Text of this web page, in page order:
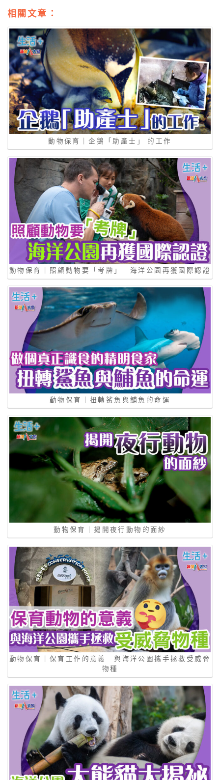
相關文章：
動物保育｜企鵝「助產士」 的工作
動物保育｜照顧動物要「考牌」 海洋公園再獲國際認證
動物保育｜扭轉鯊魚與鯆魚的命運
動物保育｜揭開夜行動物的面紗
動物保育｜保育工作的意義 與海洋公園攜手拯救受威脅
物種